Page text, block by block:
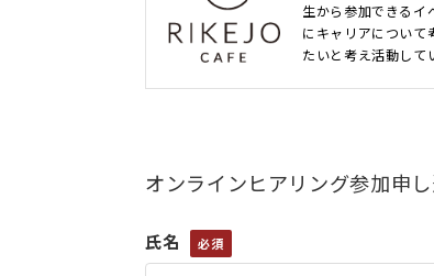
生から参加できる
にキャリアについて
たいと考え活動して
オンラインヒアリング参加申
氏名